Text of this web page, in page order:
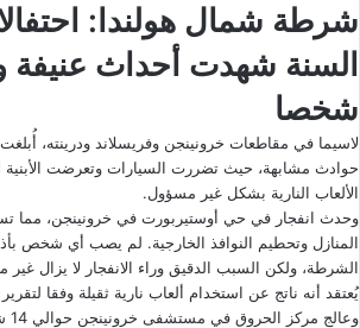
شرطة شمال هولندا:
شخصا
لاسيما في مقاطعات خرونينجن وفريسلاند ودرينته،
حوادث مشابهة، حيث تضررت السيارات وتعرضت الأبنية
الألعاب النارية بشكل غير مسؤول.
وحدث انفجار في حي أوستيربورت في خرونينجن، مما
المنازل وتحطيم النوافذ الخارجية. لم يصب أي شخص
الشرطة، ولكن السبب الدقيق وراء الانفجار لا يزال
يُعتقد أنه ناتج عن استخدام ألعاب نارية ثقيلة وفقا لتقرير